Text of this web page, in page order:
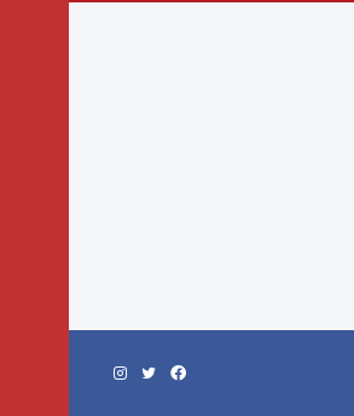
فيسبوك
تويترانستقرام